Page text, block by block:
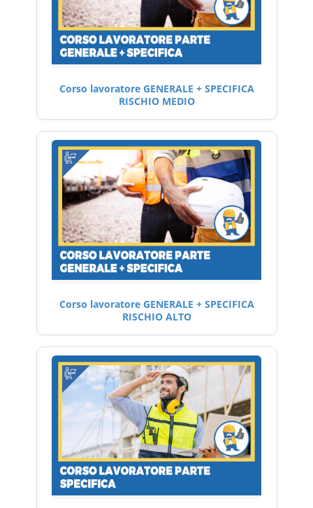
Corso lavoratore GENERALE + SPECIFICA
RISCHIO MEDIO
Corso lavoratore GENERALE + SPECIFICA
RISCHIO ALTO